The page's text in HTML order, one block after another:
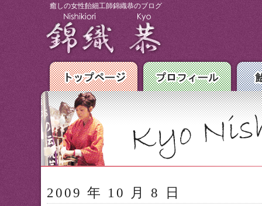
癒しの女性飴細工師錦織恭のブログ
2009 年 10 月 8 日